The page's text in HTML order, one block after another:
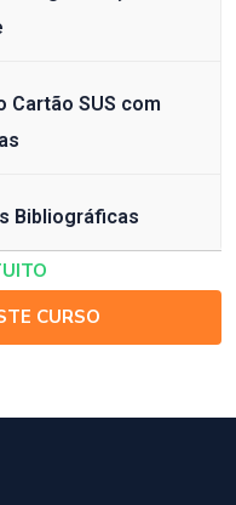
Cartão SUS com
Bibliográficas
CURSO